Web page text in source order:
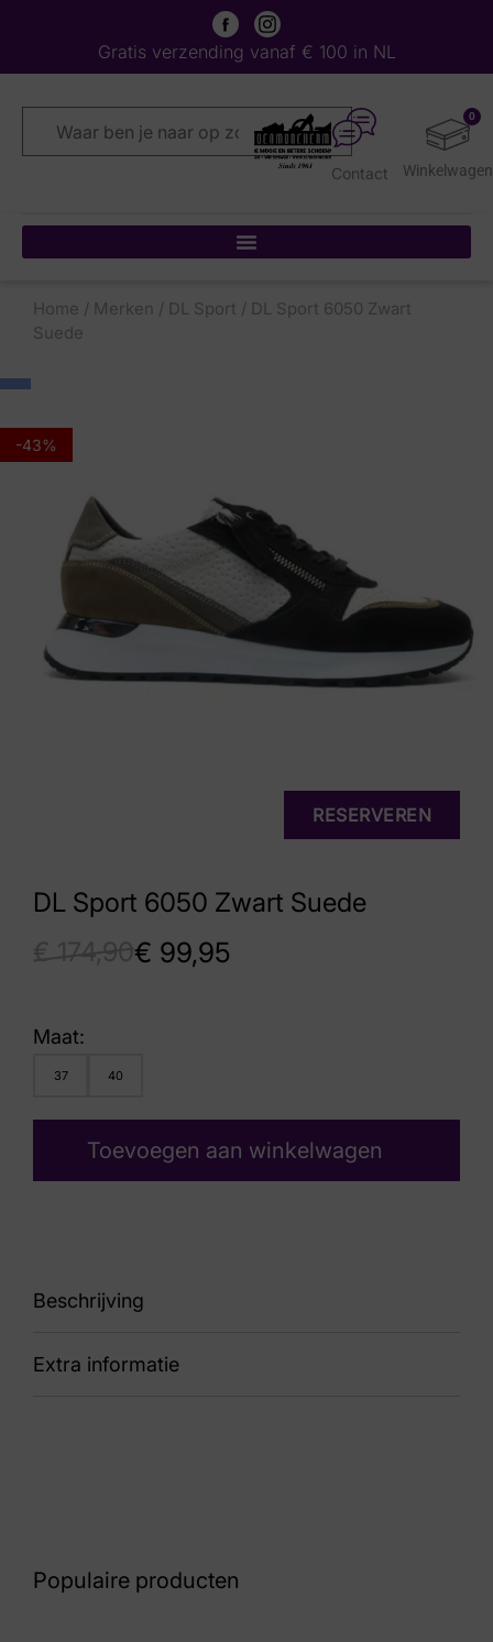
Gratis verzending vanaf € 100 in NL
0
Contact
Home / Merken / DL Sport / DL Sport 6050 Zwart
Suede
-43%
DL Sport 6050 Zwart Suede
€ 99,95
RESERVEREN
Maat:
37 40
Toevoegen aan winkelwagen
Beschrijving
sneaker
Extra informatie
Populaire producten